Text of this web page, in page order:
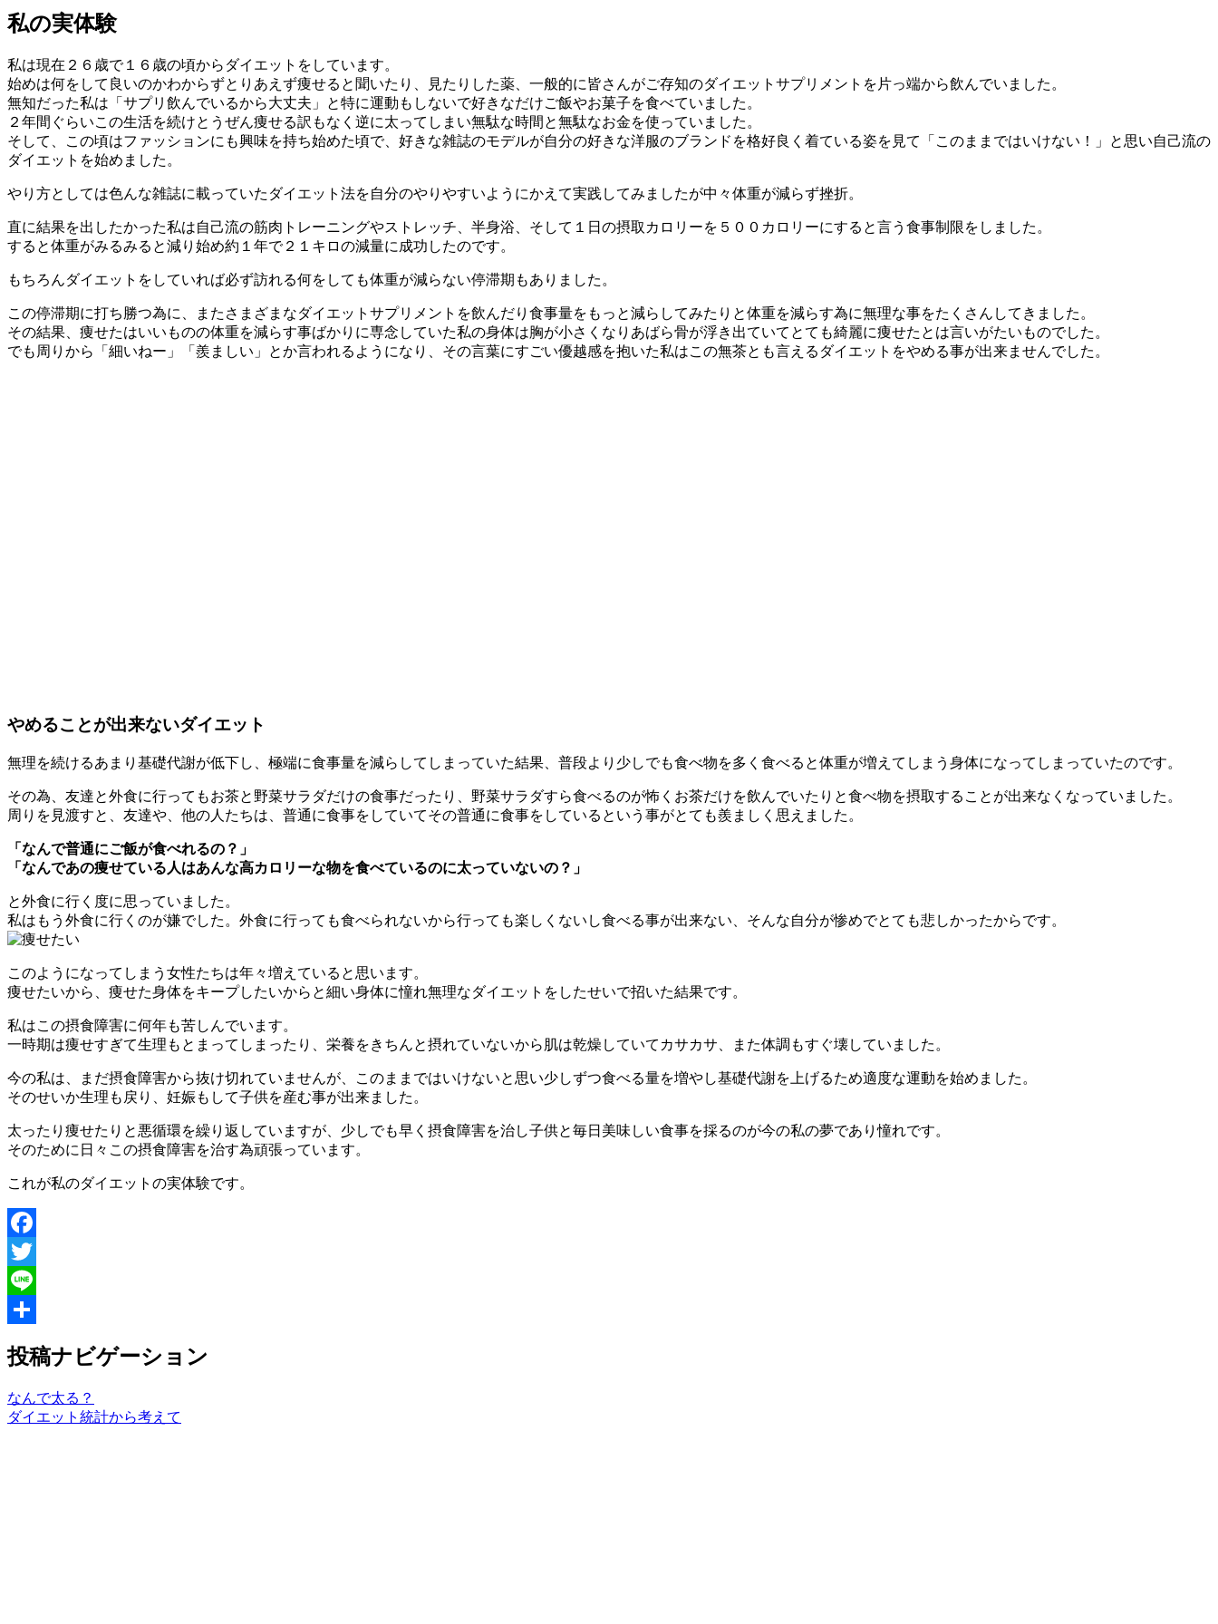
私の実体験
私は現在２６歳で１６歳の頃からダイエットをしています。
始めは何をして良いのかわからずとりあえず痩せると聞いたり、見たりした薬、一般的に皆さんがご存知のダイエットサプリメントを片っ端から飲んでいました。
無知だった私は「サプリ飲んでいるから大丈夫」と特に運動もしないで好きなだけご飯やお菓子を食べていました。
２年間ぐらいこの生活を続けとうぜん痩せる訳もなく 逆に太ってしまい無駄な時間と無駄なお金を使っていました。
そして、この頃はファッションにも興味を持ち始めた頃で、好きな雑誌のモデルが自分の好きな洋服のブランドを格好良く着ている姿を見て「このままではいけない！」と思い自己流の
ダイエットを始めました。
やり方としては色んな雑誌に載っていたダイエット法を自分のやりやすいようにかえて実践してみましたが中々体重が減らず挫折。
直に結果を出したかった私は自己流の筋肉トレーニングやストレッチ、半身浴、そして１日の摂取カロリーを５００カロリーにすると言う食事制限をしました。
すると体重がみるみると減り始め約１年で２１キロの減量に成功したのです。
もちろんダイエットをしていれば必ず訪れる何をしても体重が減らない停滞期もありました。
この停滞期に打ち勝つ為に、またさまざまなダイエットサプリメントを飲んだり食事量をもっと減らしてみたりと体重を減らす為に無理な事をたくさんしてきました。
その結果、痩せたはいいものの体重を減らす事ばかりに専念していた私の身体は胸が小さくなりあばら骨が浮き出ていてとても綺麗に痩せたとは言いがたいものでした。
でも周りから「細いねー」「羨ましい」とか言われるようになり、その言葉にすごい優越感を抱いた私はこの無茶とも言えるダイエットをやめる事が出来ませんでした。
やめることが出来ないダイエット
無理を続けるあまり基礎代謝が低下し、極端に食事量を減らしてしまっていた結果、普段より少しでも食べ物を多く食べると体重が増えてしまう身体になってしまっていたのです。
その為、友達と外食に行ってもお茶と 野菜サラダだけの食事だったり、野菜サラダすら食べるのが怖くお茶だけを飲んでいたりと食べ物を摂取することが出来なくなっていました。
周りを見渡すと、友達や、他の人たちは、普通に食事をしていてその普通に食事をしているという事がとても羨ましく思えました。
「なんで普通にご飯が食べれるの？」
「なんであの痩せている人はあんな高カロリーな物を食べているのに太っていないの？」
と外食に行く度に思っていました。
私はもう外食に行くのが嫌でした。外食に行っても食べられないから行っても楽しくないし食べる事が出来ない、そんな自分が惨めでとても悲しかったからです。
このようになってしまう女性たちは年々増えていると思います。
痩せたいから、痩せた身体をキープしたいからと細い身体に憧れ無理なダイエットをしたせいで招いた結果です。
私はこの摂食障害に何年も苦しんでいます。
一時期は痩せすぎて生理もとまってしまったり、栄養をきちんと摂れていないから肌は乾燥していてカサカサ、また体調もすぐ壊していました。
今の私は、まだ摂食障害から抜け切れていませんが、このままではいけないと思い少しずつ食べる量を増やし基礎代謝を上げるため適度な運動を始めました。
そのせいか生理も戻り、妊娠もして子供を産む事が出来ました。
太ったり痩せたりと悪循環を繰り返していますが、少しでも早く摂食障害を治し子供と毎日美味しい食事を採るのが今の私の夢であり憧れです。
そのために日々この摂食障害を治す為頑張っています。
これが私のダイエットの実体験です。
Facebook
Twitter
Line
有
投稿ナビゲーション
なんで太る？
ダイエット統計から考えて